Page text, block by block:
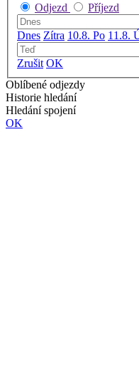
Odjezd
Příjezd
Dnes Zítra 10.8. Po 11.8.
Zrušit OK
Oblíbené odjezdy
Historie hledání
Hledání spojení
OK